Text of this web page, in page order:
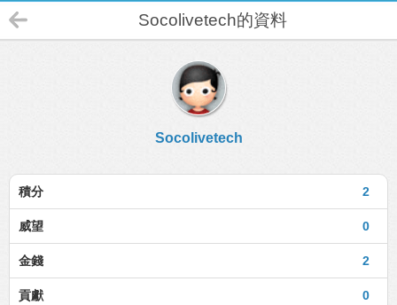
Socolivetech的資料
Socolivetech
2
積分
0
威望
2
金錢
0
貢獻